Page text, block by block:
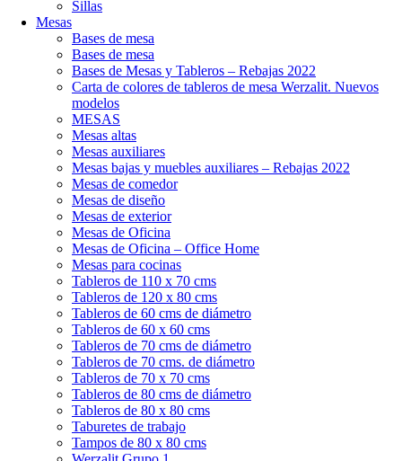
Sillas
Mesas
Bases de mesa
Bases de mesa
Bases de Mesas y Tableros – Rebajas 2022
Carta de colores de tableros de mesa Werzalit. Nuevos
modelos
MESAS
Mesas altas
Mesas auxiliares
Mesas bajas y muebles auxiliares – Rebajas 2022
Mesas de comedor
Mesas de diseño
Mesas de exterior
Mesas de Oficina
Mesas de Oficina – Office Home
Mesas para cocinas
Tableros de 110 x 70 cms
Tableros de 120 x 80 cms
Tableros de 60 cms de diámetro
Tableros de 60 x 60 cms
Tableros de 70 cms de diámetro
Tableros de 70 cms. de diámetro
Tableros de 70 x 70 cms
Tableros de 80 cms de diámetro
Tableros de 80 x 80 cms
Taburetes de trabajo
Tampos de 80 x 80 cms